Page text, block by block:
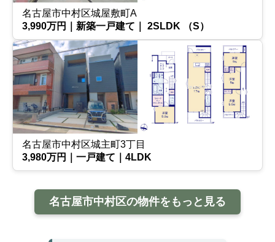
名古屋市中村区城屋敷町A
3,990万円｜新築一戸建て｜ 2SLDK （S）
名古屋市中村区城主町3丁目
3,980万円｜一戸建て｜4LDK
名古屋市中村区の物件をもっと見る